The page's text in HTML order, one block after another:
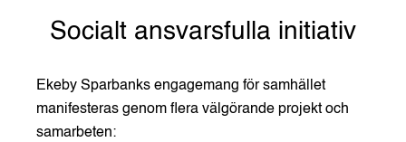
Socialt ansvarsfulla initiativ
Ekeby Sparbanks engagemang för samhället
manifesteras genom flera välgörande projekt och
samarbeten: